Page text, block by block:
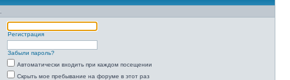
Регистрация
Забыли пароль?
Автоматически входить при каждом посещении
Скрыть мое пребывание на форуме в этот раз